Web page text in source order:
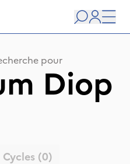
user
pour
Diop
Cycles (0)